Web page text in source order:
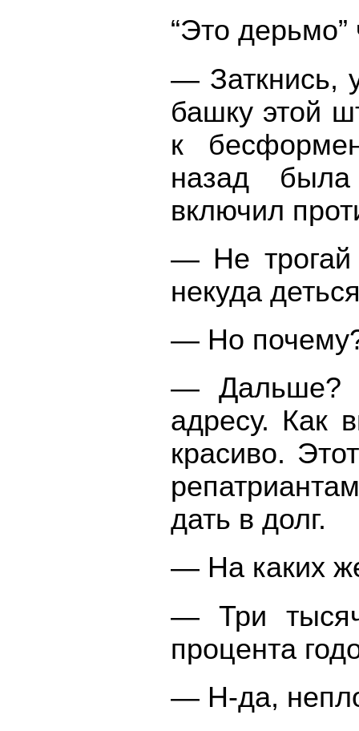
“Это
— Заткнись,
башку этой
к
назад была
включил
— Не трогай
некуда
— Но
— Дальше?
адресу. Как
красиво.
дать в долг.
— На каких
— Три
процента
— Н-да,